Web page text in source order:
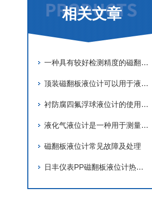
相关文章
一种具有较好检测精度的磁翻板液位计
顶装磁翻板液位计可以用于液位测量和控制的各种场合
衬防腐四氟浮球液位计的使用及维护
液化气液位计是一种用于测量液化气体储罐中液位高度的仪器
磁翻板液位计常见故障及处理
日丰仪表PP磁翻板液位计热点与安装方法